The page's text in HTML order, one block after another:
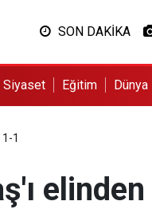
SON DAKİKA
Siyaset Eğitim Dünya
1
elinden